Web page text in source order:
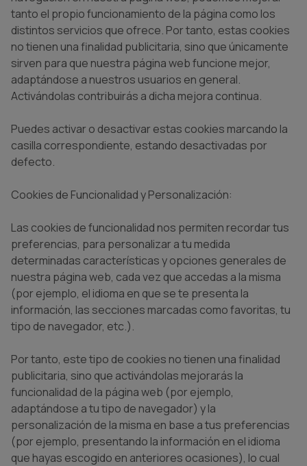
tanto el propio funcionamiento de la página como los
distintos servicios que ofrece. Por tanto, estas cookies
no tienen una finalidad publicitaria, sino que únicamente
sirven para que nuestra página web funcione mejor,
adaptándose a nuestros usuarios en general.
Activándolas contribuirás a dicha mejora continua.
Puedes activar o desactivar estas cookies marcando la
casilla correspondiente, estando desactivadas por
defecto.
Cookies de Funcionalidad y Personalización:
Las cookies de funcionalidad nos permiten recordar tus
preferencias, para personalizar a tu medida
determinadas características y opciones generales de
nuestra página web, cada vez que accedas a la misma
(por ejemplo, el idioma en que se te presenta la
información, las secciones marcadas como favoritas, tu
tipo de navegador, etc.).
Por tanto, este tipo de cookies no tienen una finalidad
publicitaria, sino que activándolas mejorarás la
funcionalidad de la página web (por ejemplo,
adaptándose a tu tipo de navegador) y la
personalización de la misma en base a tus preferencias
(por ejemplo, presentando la información en el idioma
que hayas escogido en anteriores ocasiones), lo cual